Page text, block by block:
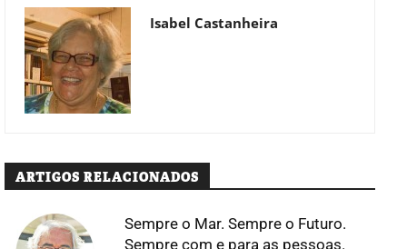
Isabel Castanheira
ARTIGOS RELACIONADOS
Sempre o Mar. Sempre o Futuro.
Sempre com e para as pessoas.